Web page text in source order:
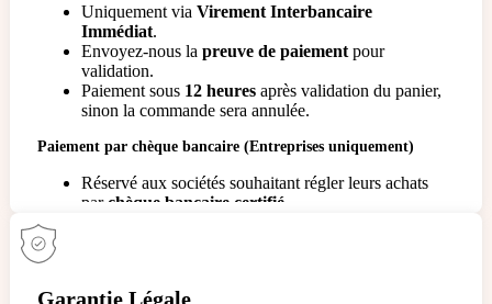
Uniquement via Virement Interbancaire
Immédiat.
Envoyez-nous la preuve de paiement pour
validation.
Paiement sous 12 heures après validation du panier,
sinon la commande sera annulée.
Paiement par chèque bancaire (Entreprises uniquement)
Réservé aux sociétés souhaitant régler leurs achats
par chèque bancaire certifié
Besoin d’aide ?Notre service client est disponible pour
Garantie Légale